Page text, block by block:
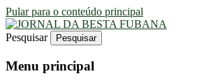
Pular para o conteúdo principal
JORNAL DA BESTA
Uma Gazeta Escrota
Pesquisar
Menu principal